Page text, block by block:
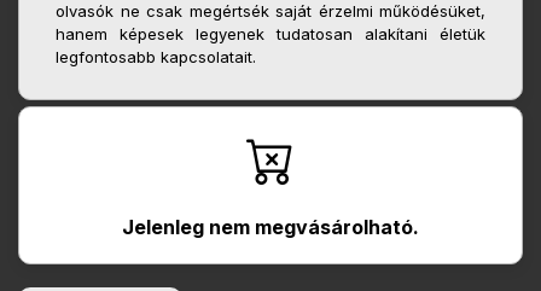
olvasók ne csak megértsék saját érzelmi működésüket,
hanem képesek legyenek tudatosan alakítani életük
legfontosabb kapcsolatait.
Jelenleg nem megvásárolható.